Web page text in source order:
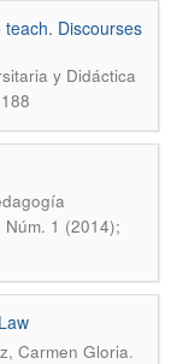
Discourses
y Didáctica
1 (2014);
Carmen Gloria.